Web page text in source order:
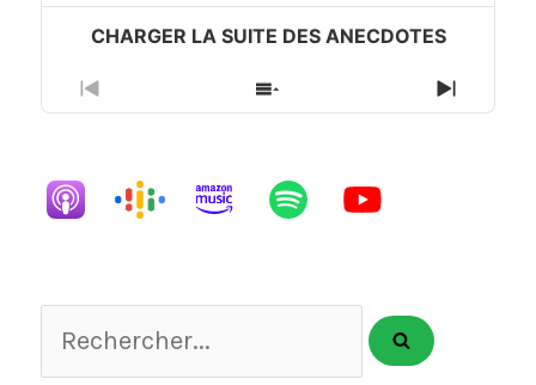
Previous
Episode
Show
Episodes
Next
Episode
Rechercher...